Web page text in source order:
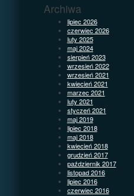
Archiwa
lipiec 2026
czerwiec 2026
luty 2025
maj 2024
sierpień 2023
wrzesień 2022
wrzesień 2021
kwiecień 2021
marzec 2021
luty 2021
styczeń 2021
maj 2019
lipiec 2018
maj 2018
kwiecień 2018
grudzień 2017
październik 2017
listopad 2016
lipiec 2016
czerwiec 2016